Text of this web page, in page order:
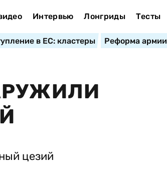
Интервью Лонгриды Тесты
в ЕС: кластеры Реформа армии